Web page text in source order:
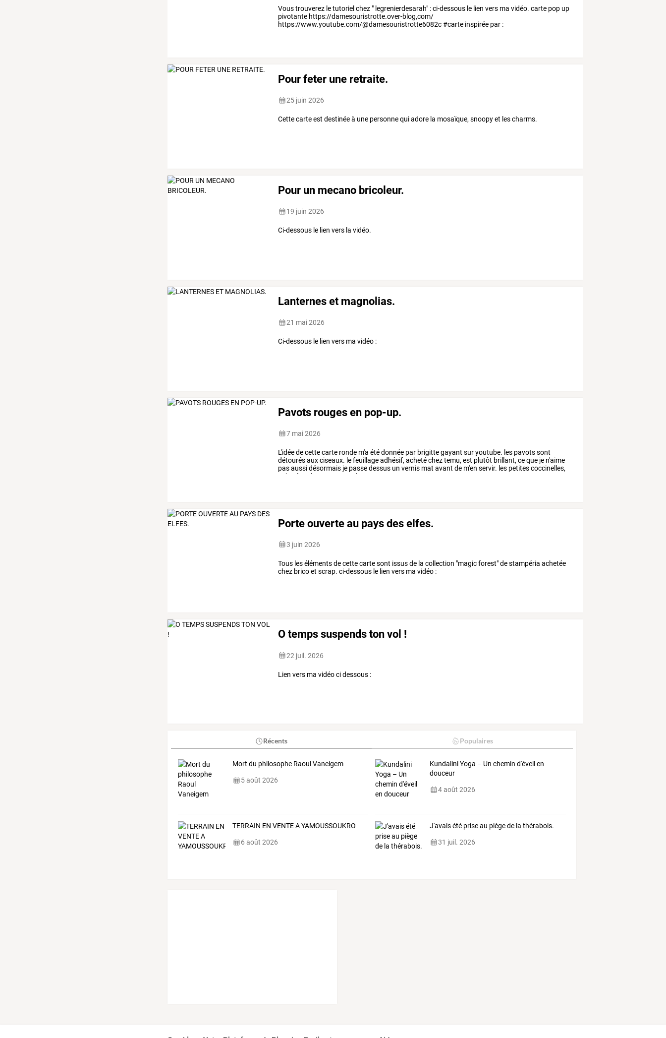
Vous trouverez le tutoriel chez " legrenierdesarah" : ci-dessous le lien vers ma vidéo. carte pop up
pivotante https://damesouristrotte.over-blog,com/
https://www.youtube.com/@damesouristrotte6082c #carte inspirée par :
Pour feter une retraite.
25 juin 2026
Cette carte est destinée à une personne qui adore la mosaïque, snoopy et les charms.
Pour un mecano bricoleur.
19 juin 2026
Ci-dessous le lien vers la vidéo.
Lanternes et magnolias.
21 mai 2026
Ci-dessous le lien vers ma vidéo :
Pavots rouges en pop-up.
7 mai 2026
L'idéedecettecarte ronde m'a étédonnée par brigittegayant suryoutube. les pavotssont
détourésauxciseaux. lefeuillageadhésif, achetécheztemu, est plutôt brillant, ceque je n'aime
pasaussidésormais je passedessus un vernis mat avant de m'en servir. les petitescoccinelles,
achetées
chez 3d,
Porte ouverte au pays des elfes.
3 juin 2026
Tous les éléments de cette carte sont issus de la collection "magic forest" de stampéria achetée
chez brico et scrap. ci-dessous le lien vers ma vidéo :
O temps suspends ton vol !
22 juil. 2026
Lien vers ma vidéo ci dessous :
Récents Populaires
Mort du philosophe Raoul Vaneigem
5 août 2026
Kundalini Yoga – Un chemin d'éveil en
douceur
4 août 2026
TERRAIN EN VENTE A YAMOUSSOUKRO
6 août 2026
J'avais été prise au piège de la thérabois.
31 juil. 2026